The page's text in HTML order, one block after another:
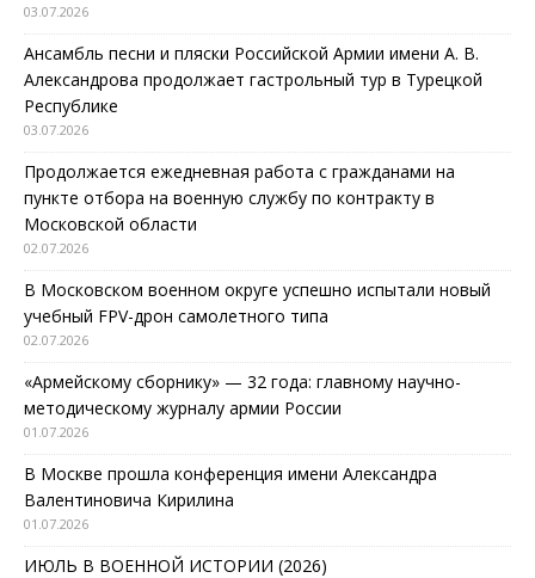
03.07.2026
Ансамбль песни и пляски Российской Армии имени А. В.
Александрова продолжает гастрольный тур в Турецкой
Республике
03.07.2026
Продолжается ежедневная работа с гражданами на
пункте отбора на военную службу по контракту в
Московской области
02.07.2026
В Московском военном округе успешно испытали новый
учебный FPV-дрон самолетного типа
02.07.2026
«Армейскому сборнику» — 32 года: главному научно-
методическому журналу армии России
01.07.2026
В Москве прошла конференция имени Александра
Валентиновича Кирилина
01.07.2026
ИЮЛЬ В ВОЕННОЙ ИСТОРИИ (2026)